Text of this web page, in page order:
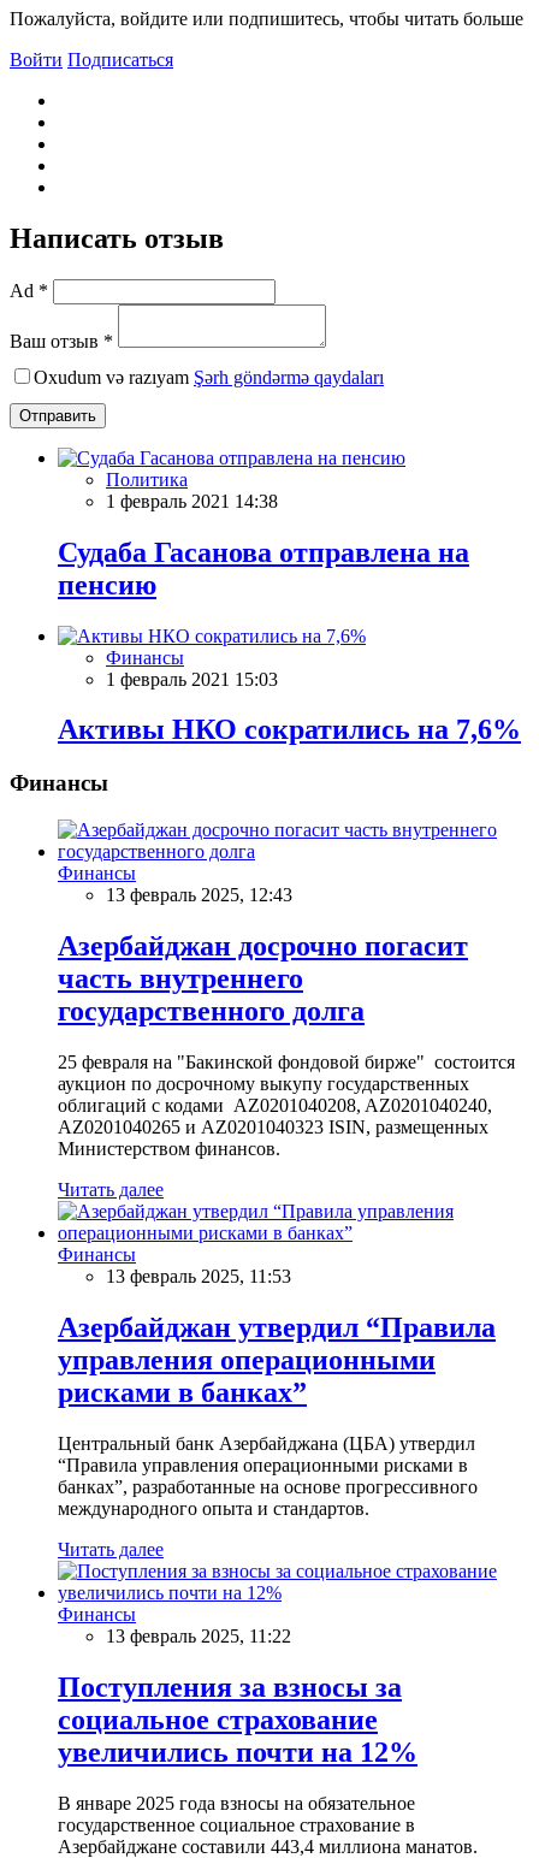
Пожалуйста, войдите или подпишитесь, чтобы читать больше
Войти Подписаться
Написать отзыв
Ad *
Ваш отзыв *
Oxudum və razıyam Şərh göndərmə qaydaları
Отправить
Политика
1 февраль 2021 14:38
Судаба Гасанова отправлена на
пенсию
Финансы
1 февраль 2021 15:03
Активы НКО сократились на 7,6%
Финансы
Финансы
13 февраль 2025, 12:43
Азербайджан досрочно погасит
часть внутреннего
государственного долга
25 февраля на "Бакинской фондовой бирже" состоится
аукцион по досрочному выкупу государственных
облигаций с кодами AZ0201040208, AZ0201040240,
AZ0201040265 и AZ0201040323 ISIN, размещенных
Министерством финансов.
Читать далее
Финансы
13 февраль 2025, 11:53
Азербайджан утвердил “Правила
управления операционными
рисками в банках”
Центральный банк Азербайджана (ЦБА) утвердил
“Правила управления операционными рисками в
банках”, разработанные на основе прогрессивного
международного опыта и стандартов.
Читать далее
Финансы
13 февраль 2025, 11:22
Поступления за взносы за
социальное страхование
увеличились почти на 12%
В январе 2025 года взносы на обязательное
государственное социальное страхование в
Азербайджане составили 443,4 миллиона манатов.